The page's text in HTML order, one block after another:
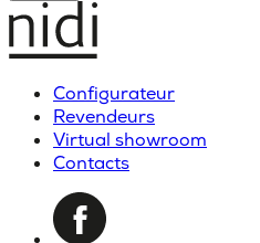
Configurateur
Revendeurs
Virtual showroom
Contacts